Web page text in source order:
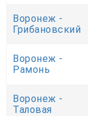
Воронеж -
Грибановский
Воронеж -
Рамонь
Воронеж -
Таловая